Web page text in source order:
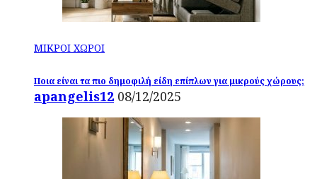
ΜΙΚΡΟΙ ΧΩΡΟΙ
Ποια είναι τα πιο δημοφιλή είδη επίπλων για μικρούς χώρους;
apangelis12 08/12/2025